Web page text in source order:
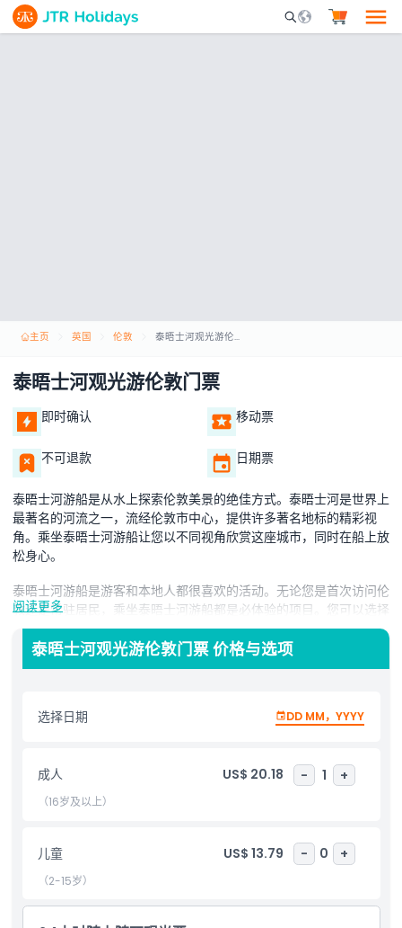
Mobile Search
主页 英国 伦敦 泰晤士河观光游伦敦门票
泰晤士河观光游伦敦门票
即时确认 移动票
不可退款 日期票
泰晤士河游船是从水上探索伦敦美景的绝佳方式。泰晤士河是世界上
最著名的河流之一，流经伦敦市中心，提供许多著名地标的精彩视
角。乘坐泰晤士河游船让您以不同视角欣赏这座城市，同时在船上放
松身心。
泰晤士河游船是游客和本地人都很喜欢的活动。无论您是首次访问伦
敦还是常驻居民，乘坐泰晤士河游船都是必体验的项目。您可以选择
多种游船类型，包括观光游、午餐游和夜游。许多游船提供解说服
务，让您了解沿途地标的历史，如伦敦塔、大本钟和伦敦眼。
际线绝美照片的极佳机会。
内和室外座位。选择夜游时，您将看到灯火辉煌的夜伦敦，呈现梦幻
般的体验。泰晤士河游船适合情侣、家庭或任何喜欢探索新地点的
泰晤士河游船也是从一个地点往返到另一个地点的便捷方式。河上有
阅读更多
泰晤士河观光游伦敦门票 价格与选项
选择日期 DD MM，YYYY
成人 US$ 20.18 - 1 +
（16岁及以上）
儿童 US$ 13.79 - 0 +
（2-15岁）